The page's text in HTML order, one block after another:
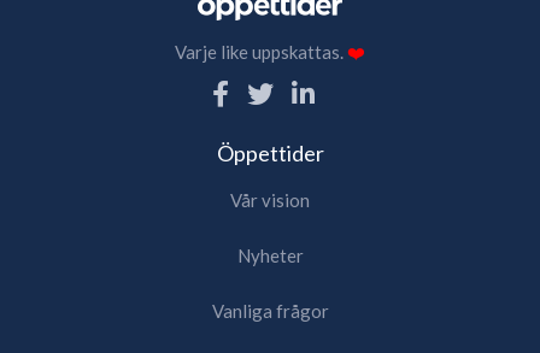
Varje like uppskattas.❤️
Öppettider
Vår vision
Nyheter
Vanliga frågor